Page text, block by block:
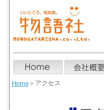
Home＞ アクセス